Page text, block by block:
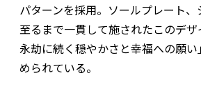
パターンを採用。ソールプレート
至るまで一貫して施されたこのデ
永劫に続く穏やかさと幸福への願
められている。